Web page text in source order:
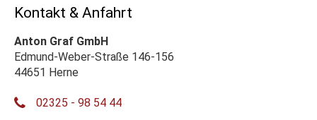
Kontakt & Anfahrt
Anton Graf GmbH
Edmund-Weber-Straße 146-156
44651 Herne
02325 - 98 54 44